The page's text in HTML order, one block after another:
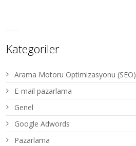
Kategoriler
Arama Motoru Optimizasyonu (SEO)
E-mail pazarlama
Genel
Google Adwords
Pazarlama